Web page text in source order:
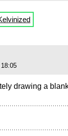
drawing a